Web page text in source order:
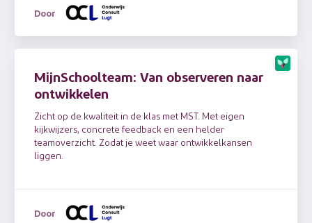
Door
MijnSchoolteam: Van observeren naar
ontwikkelen
Zicht op de kwaliteit in de klas met MST. Met eigen
kijkwijzers, concrete feedback en een helder
teamoverzicht. Zodat je weet waar ontwikkelkansen
liggen.
Door